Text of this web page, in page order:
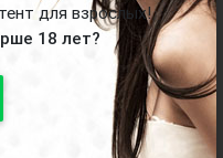
для взрослых!
18 лет?
"Фиолетовая
- 10,5 см."